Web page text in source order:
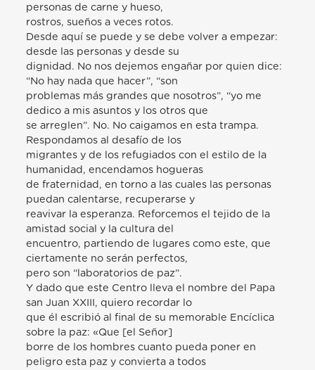
personas de carne y hueso,
rostros, sueños a veces rotos.
Desde aquí se puede y se debe volver a empezar:
desde las personas y desde su
dignidad. No nos dejemos engañar por quien dice:
“No hay nada que hacer”, “son
problemas más grandes que nosotros”, “yo me
dedico a mis asuntos y los otros que
se arreglen”. No. No caigamos en esta trampa.
Respondamos al desafío de los
migrantes y de los refugiados con el estilo de la
humanidad, encendamos hogueras
de fraternidad, en torno a las cuales las personas
puedan calentarse, recuperarse y
reavivar la esperanza. Reforcemos el tejido de la
amistad social y la cultura del
encuentro, partiendo de lugares como este, que
ciertamente no serán perfectos,
pero son “laboratorios de paz”.
Y dado que este Centro lleva el nombre del Papa
san Juan XXIII, quiero recordar lo
que él escribió al final de su memorable Encíclica
sobre la paz: «Que [el Señor]
borre de los hombres cuanto pueda poner en
peligro esta paz y convierta a todos